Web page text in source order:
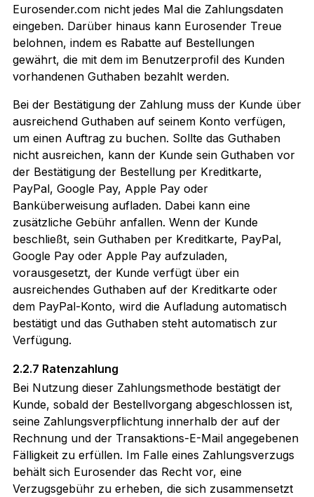
Eurosender.com nicht jedes Mal die Zahlungsdaten
eingeben. Darüber hinaus kann Eurosender Treue
belohnen, indem es Rabatte auf Bestellungen
gewährt, die mit dem im Benutzerprofil des Kunden
vorhandenen Guthaben bezahlt werden.
Bei der Bestätigung der Zahlung muss der Kunde über
ausreichend Guthaben auf seinem Konto verfügen,
um einen Auftrag zu buchen. Sollte das Guthaben
nicht ausreichen, kann der Kunde sein Guthaben vor
der Bestätigung der Bestellung per Kreditkarte,
PayPal, Google Pay, Apple Pay oder
Banküberweisung aufladen. Dabei kann eine
zusätzliche Gebühr anfallen. Wenn der Kunde
beschließt, sein Guthaben per Kreditkarte, PayPal,
Google Pay oder Apple Pay aufzuladen,
vorausgesetzt, der Kunde verfügt über ein
ausreichendes Guthaben auf der Kreditkarte oder
dem PayPal-Konto, wird die Aufladung automatisch
bestätigt und das Guthaben steht automatisch zur
Verfügung.
2.2.7 Ratenzahlung
Bei Nutzung dieser Zahlungsmethode bestätigt der
Kunde, sobald der Bestellvorgang abgeschlossen ist,
seine Zahlungsverpflichtung innerhalb der auf der
Rechnung und der Transaktions-E-Mail angegebenen
Fälligkeit zu erfüllen. Im Falle eines Zahlungsverzugs
behält sich Eurosender das Recht vor, eine
Verzugsgebühr zu erheben, die sich zusammensetzt